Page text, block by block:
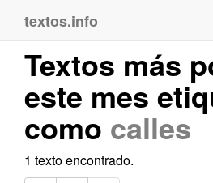
textos.info
Textos más
este mes
como calles
1 texto encontrado.